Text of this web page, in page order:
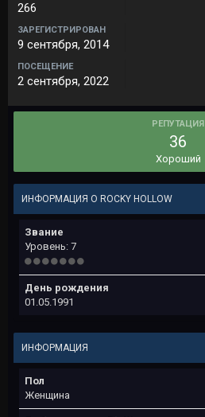
266
ЗАРЕГИСТРИРОВАН
9 сентября, 2014
ПОСЕЩЕНИЕ
2 сентября, 2022
РЕПУТАЦИЯ
36
Хороший
ИНФОРМАЦИЯ О ROCKY HOLLOW
Звание
Уровень: 7
День рождения
01.05.1991
ИНФОРМАЦИЯ
Пол
Женщина